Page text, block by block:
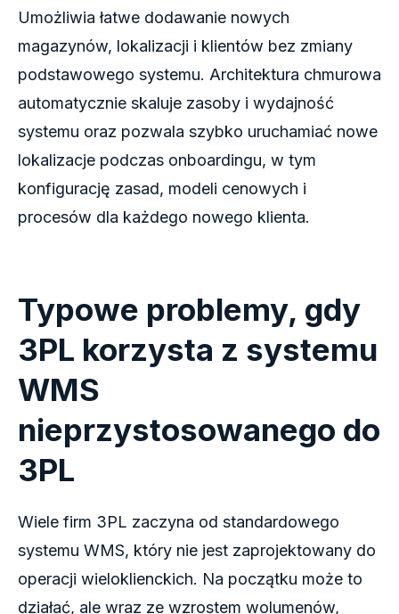
Umożliwia łatwe dodawanie nowych
magazynów, lokalizacji i klientów bez zmiany
podstawowego systemu. Architektura chmurowa
automatycznie skaluje zasoby i wydajność
systemu oraz pozwala szybko uruchamiać nowe
lokalizacje podczas onboardingu, w tym
konfigurację zasad, modeli cenowych i
procesów dla każdego nowego klienta.
Typowe problemy, gdy
3PL korzysta z systemu
WMS
nieprzystosowanego do
3PL
Wiele firm 3PL zaczyna od standardowego
systemu WMS, który nie jest zaprojektowany do
operacji wieloklienckich. Na początku może to
działać, ale wraz ze wzrostem wolumenów,